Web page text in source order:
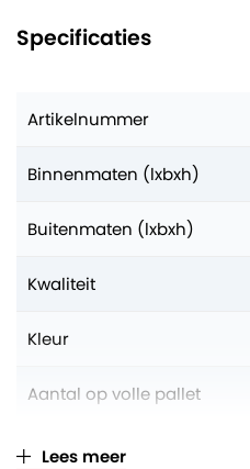
Specificaties
Artikelnummer
Binnenmaten (lxbxh)
Buitenmaten (lxbxh)
Kwaliteit
Kleur
Aantal op volle pallet
Verkoopeenheid
Lees meer